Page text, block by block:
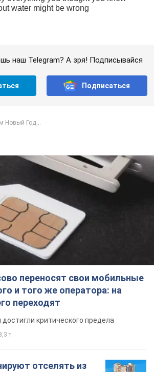
наш Telegram? А зря! Подписывайся
Подписаться
Новый Год...
переносят свои мобильные
и того же оператора: на
переходят
критического предела
т.
отселять из